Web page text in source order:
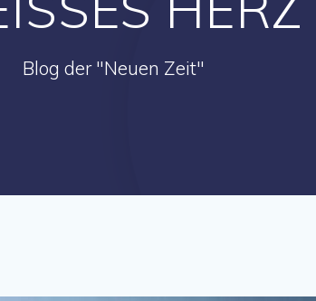
Blog der "Neuen Zeit"